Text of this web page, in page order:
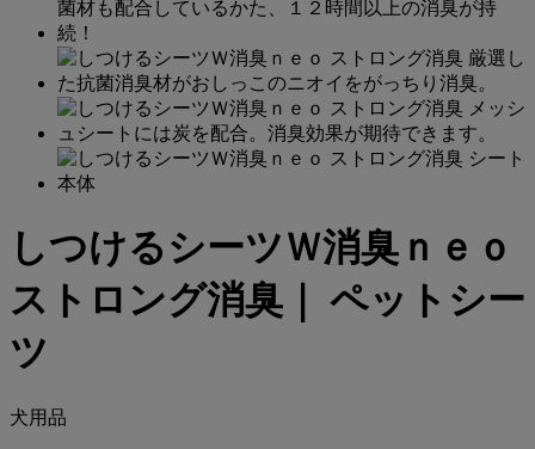
しつけるシーツＷ消臭ｎｅｏ
ストロング消臭｜ ペットシー
ツ
犬用品